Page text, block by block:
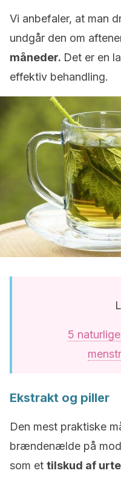
Vi anbefaler, at man
undgår den om
måneder. Det er en
effektiv behandling.
5
Ekstrakt og piller
Den mest praktiske
brændenælde på
som et tilskud af